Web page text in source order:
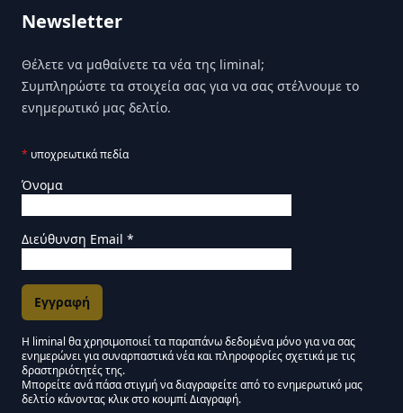
Newsletter
Θέλετε να μαθαίνετε τα νέα της liminal;
Συμπληρώστε τα στοιχεία σας για να σας στέλνουμε το
ενημερωτικό μας δελτίο.
* υποχρεωτικά πεδία
Όνομα
Διεύθυνση Email *
Εγκρίσεις Μάρκετινγκ
Η liminal θα χρησιμοποιεί τα παραπάνω δεδομένα μόνο για να σας
ενημερώνει για συναρπαστικά νέα και πληροφορίες σχετικά με τις
δραστηριότητές της.
Μείνετε συντονισμένοι - Ενημερωτικό δελτίο
Μπορείτε ανά πάσα στιγμή να διαγραφείτε από το ενημερωτικό μας
δελτίο κάνοντας κλικ στο κουμπί Διαγραφή.